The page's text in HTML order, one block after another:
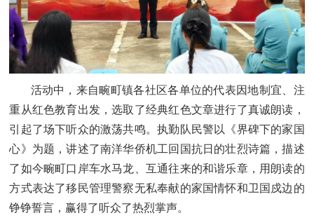
活动中，来自畹町镇各社区各单位的代表因地制宜、注
重从红色教育出发，选取了经典红色文章进行了真诚朗读，
引起了场下听众的激荡共鸣。执勤队民警以《界碑下的家国
心》为题，讲述了南洋华侨机工回国抗日的壮烈诗篇，描述
了如今畹町口岸车水马龙、互通往来的和谐乐章，用朗读的
方式表达了移民管理警察无私奉献的家国情怀和卫国戍边的
铮铮誓言，赢得了听众了热烈掌声。